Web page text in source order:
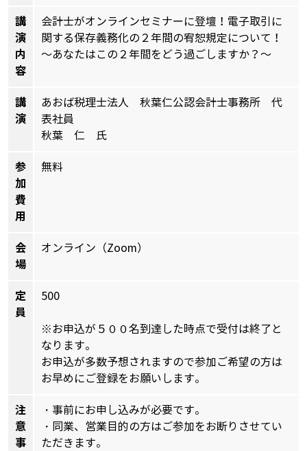
講
演
内
容
会計士がオンラインセミナーに登壇！電子取引に
関する保存義務化の２年間の宥恕規定について！
～あなたはこの２年間をどう過ごしますか？～
講
演
あおば税理士法人 秋葉仁公認会計士事務所 代
表社員
秋葉 仁 氏
参
加
費
用
無料
会
場
オンライン（Zoom）
定
員
500
※お申込が５００名到達した時点で受付は終了と
なります。
お申込が多数予想されますので参加ご希望の方は
お早めにご登録をお願いします。
注
意
事
・事前にお申し込みが必要です。
・同業、営業目的の方はご参加をお断りさせてい
ただきます。